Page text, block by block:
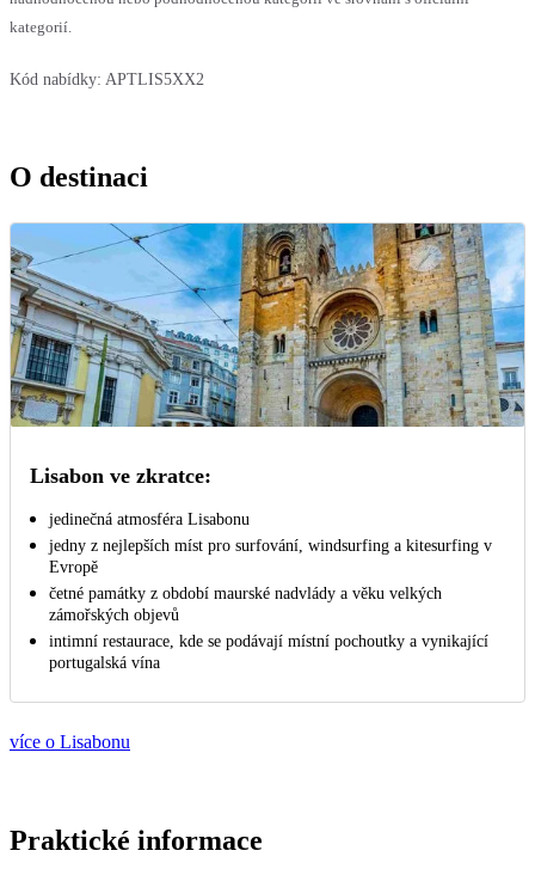
kategorií.
Kód nabídky: APTLIS5XX2
O destinaci
Lisabon ve zkratce:
jedinečná atmosféra Lisabonu
jedny z nejlepších míst pro surfování, windsurfing a kitesurfing v
Evropě
četné památky z období maurské nadvlády a věku velkých
zámořských objevů
intimní restaurace, kde se podávají místní pochoutky a vynikající
portugalská vína
více o Lisabonu
Praktické informace